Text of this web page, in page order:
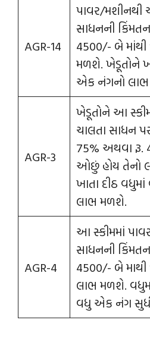
AGR-14
પાવર/મશીનથી
સાધનની
4500/- બે
મળશે. ખેડૂતોને
એક નંગનો
AGR-3
ખેડૂતોને આ
ચાલતા સાધન
75% અથવા રૂ.
ઓછું હોય તેનો
ખાતા દીઠ
લાભ મળશે.
AGR-4
આ સ્કીમમાં
સાધનની
4500/- બે
લાભ મળશે.
વધુ એક નંગ